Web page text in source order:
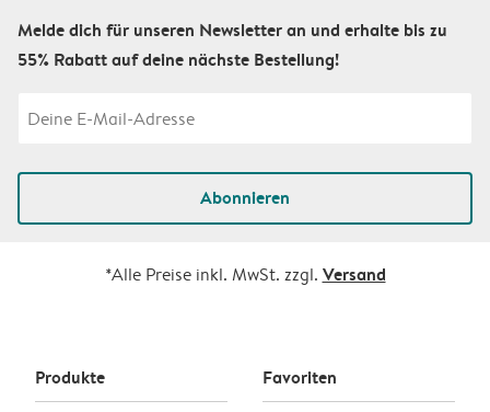
Melde dich für unseren Newsletter an und erhalte bis zu
55% Rabatt auf deine nächste Bestellung!
Abonnieren
*Alle Preise inkl. MwSt. zzgl. Versand
Produkte Favoriten